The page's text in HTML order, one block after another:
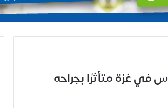
في غزة متأثرًا بجراحه